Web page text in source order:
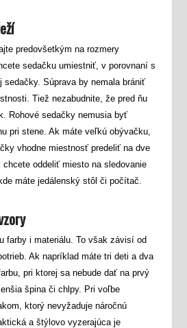
predovšetkým na rozmery
sedačku umiestniť, v porovnaní s
sedačky. Súprava by nemala brániť
Tiež nezabudnite, že pred ňu
Rohové sedačky nemusia byť
pri stene. Ak máte veľkú obývačku,
vhodne miestnosť predeliť na dve
oddeliť miesto na sledovanie
máte jedálenský stôl či počítač.
farby i materiálu. To však závisí od
Ak napríklad máte tri deti a dva
pri ktorej sa nebude dať na prvý
špina či chlpy. Pri voľbe
ktorý nevyžaduje náročnú
a štýlovo vyzerajúca je